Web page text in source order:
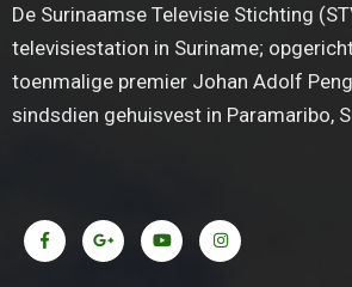
De Surinaamse Televisie Stichting
televisiestation in Suriname;
toenmalige premier Johan Adolf
sindsdien gehuisvest in Paramaribo,